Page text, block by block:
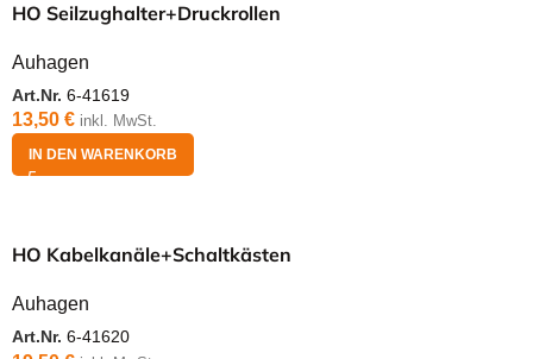
HO Seilzughalter+Druckrollen
Auhagen
Art.Nr. 6-41619
13,50 € inkl. MwSt.
IN DEN WARENKORB
HO Kabelkanäle+Schaltkästen
Auhagen
Art.Nr. 6-41620